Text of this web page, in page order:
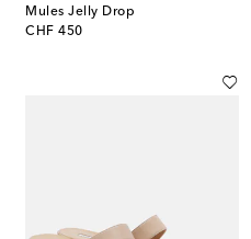
Mules Jelly Drop
CHF 450
original price